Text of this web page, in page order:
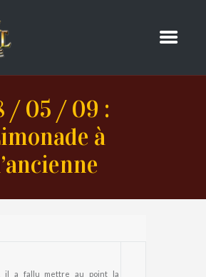
/ 05 / 09 :
à
il a fallu mettre au point la